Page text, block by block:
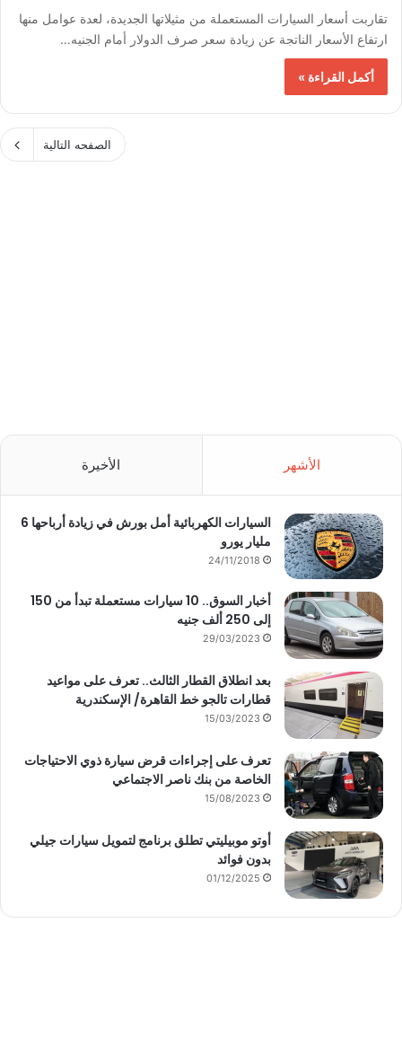
تقاربت أسعار السيارات المستعملة من مثيلاتها الجديدة، لعدة عوامل منها
ارتفاع الأسعار الناتجة عن زيادة سعر صرف الدولار أمام الجنيه…
أكمل القراءة »
الصفحه التالية
الأشهر الأخيرة
السيارات الكهربائية أمل بورش في زيادة أرباحها 6
مليار يورو
24/11/2018
أخبار السوق.. 10 سيارات مستعملة تبدأ من 150
إلى 250 ألف جنيه
29/03/2023
بعد انطلاق القطار الثالث.. تعرف على مواعيد
قطارات تالجو خط القاهرة/ الإسكندرية
15/03/2023
تعرف على إجراءات قرض سيارة ذوي الاحتياجات
الخاصة من بنك ناصر الاجتماعي
15/08/2023
أوتو موبيليتي تطلق برنامج لتمويل سيارات جيلي
بدون فوائد
01/12/2025